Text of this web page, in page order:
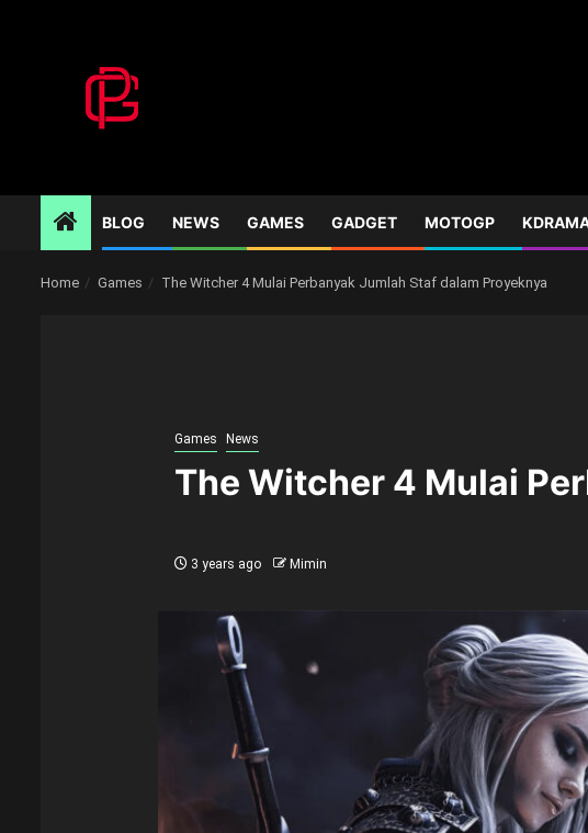
BLOG NEWS GAMES GADGET MOTOGP
Home Games The Witcher 4 Mulai Perbanyak Jumlah Staf dalam Proyeknya
Games News
The Witcher 4 Mulai
3 years ago Mimin